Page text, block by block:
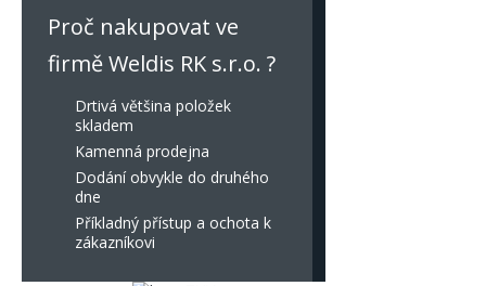
Proč nakupovat ve
firmě Weldis RK s.r.o. ?
Drtivá většina položek
skladem
Kamenná prodejna
Dodání obvykle do druhého
dne
Příkladný přístup a ochota k
zákazníkovi